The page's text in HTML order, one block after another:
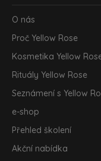
O nás
Proč Yellow Rose
Kosmetika Yellow
Rituály Yellow Rose
Seznámení s Yellow
e-shop
Přehled školení
Akční nabídka